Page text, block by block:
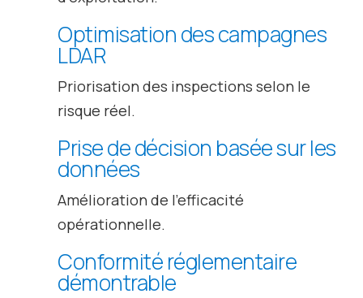
Optimisation des campagnes
LDAR
Priorisation des inspections selon le
risque réel.
Prise de décision basée sur les
données
Amélioration de l’efficacité
opérationnelle.
Conformité réglementaire
démontrable